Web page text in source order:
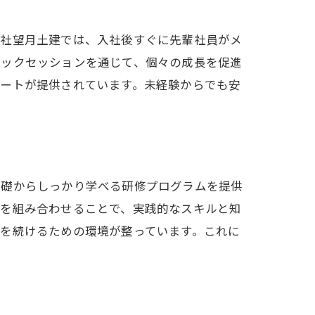
望月土建では、入社後すぐに先輩社員がメ
クセッションを通じて、個々の成長を促進
トが提供されています。未経験からでも安
からしっかり学べる研修プログラムを提供
組み合わせることで、実践的なスキルと知
続けるための環境が整っています。これに